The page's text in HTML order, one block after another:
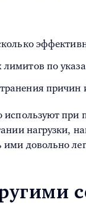
по
нагрузки,
довольно